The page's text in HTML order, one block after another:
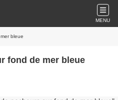
MENU
bleue
fond de mer bleue